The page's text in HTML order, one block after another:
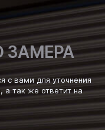
ЗАМЕРА
с вами для уточнения
а так же ответит на